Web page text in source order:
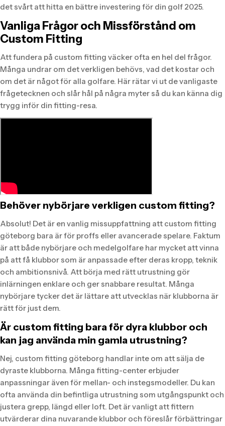
det svårt att hitta en bättre investering för din golf 2025.
Vanliga Frågor och Missförstånd om
Custom Fitting
Att fundera på custom fitting väcker ofta en hel del frågor.
Många undrar om det verkligen behövs, vad det kostar och
om det är något för alla golfare. Här rätar vi ut de vanligaste
frågetecknen och slår hål på några myter så du kan känna dig
trygg inför din fitting-resa.
Behöver nybörjare verkligen custom fitting?
Absolut! Det är en vanlig missuppfattning att custom fitting
göteborg bara är för proffs eller avancerade spelare. Faktum
är att både nybörjare och medelgolfare har mycket att vinna
på att få klubbor som är anpassade efter deras kropp, teknik
och ambitionsnivå. Att börja med rätt utrustning gör
inlärningen enklare och ger snabbare resultat. Många
nybörjare tycker det är lättare att utvecklas när klubborna är
rätt för just dem.
Är custom fitting bara för dyra klubbor och
kan jag använda min gamla utrustning?
Nej, custom fitting göteborg handlar inte om att sälja de
dyraste klubborna. Många fitting-center erbjuder
anpassningar även för mellan- och instegsmodeller. Du kan
ofta använda din befintliga utrustning som utgångspunkt och
justera grepp, längd eller loft. Det är vanligt att fittern
utvärderar dina nuvarande klubbor och föreslår förbättringar